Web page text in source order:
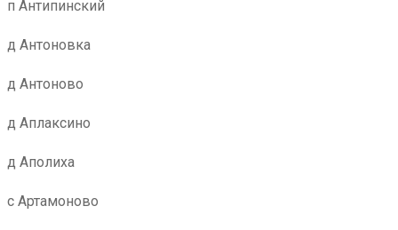
п Антипинский
д Антоновка
д Антоново
д Аплаксино
д Аполиха
с Артамоново